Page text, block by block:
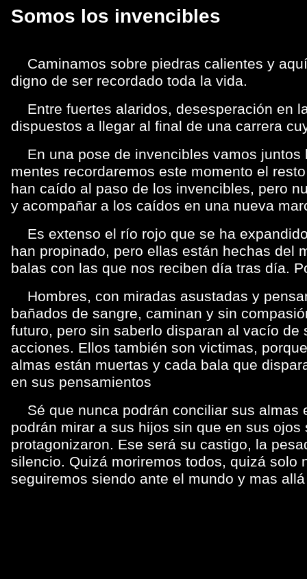
Somos los invencibles
Caminamos sobre piedras calientes y
digno de ser recordado toda la vida.
Entre fuertes alaridos, desesperación en
dispuestos a llegar al final de una carrera
En una pose de invencibles vamos juntos
mentes recordaremos este momento el
han caído al paso de los invencibles, pero
y acompañar a los caídos en una nueva
Es extenso el río rojo que se ha
han propinado, pero ellas están hechas del
balas con las que nos reciben día tras día.
Hombres, con miradas asustadas y
bañados de sangre, caminan y sin
futuro, pero sin saberlo disparan al vacío
acciones. Ellos también son victimas,
almas están muertas y cada bala que
en sus pensamientos
Sé que nunca podrán conciliar sus almas
podrán mirar a sus hijos sin que en sus
protagonizaron. Ese será su castigo, la
silencio. Quizá moriremos todos, quizá solo
seguiremos siendo ante el mundo y mas